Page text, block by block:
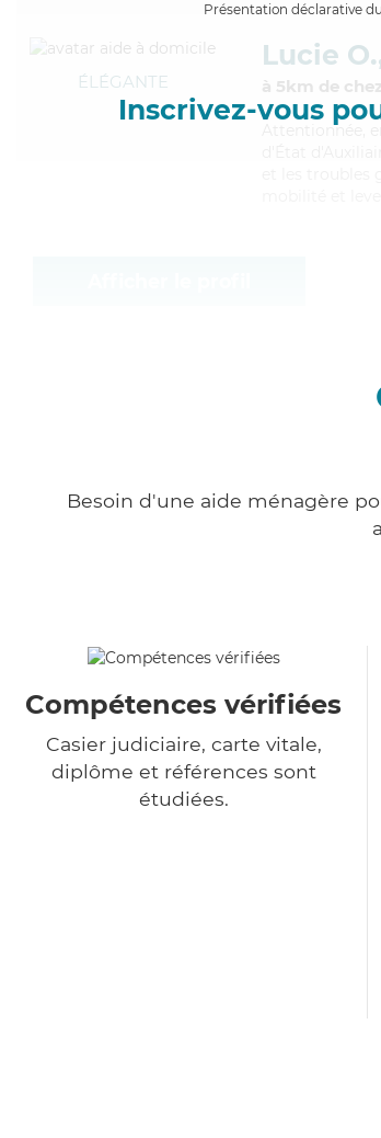
Présentation déclarative
Inscrivez-vous
ÉLÉGANTE
Lucie
à 5km de
Attentionnée
,
d'État
Besoin d'une aide ménagère
Compétences vérifiées
Casier judiciaire, carte vitale,
diplôme et références sont
étudiées.